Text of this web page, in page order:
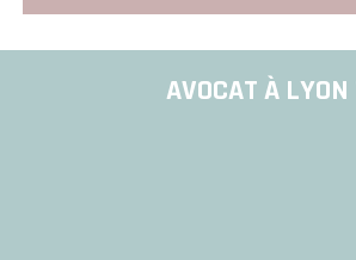
AVOCAT À LYON